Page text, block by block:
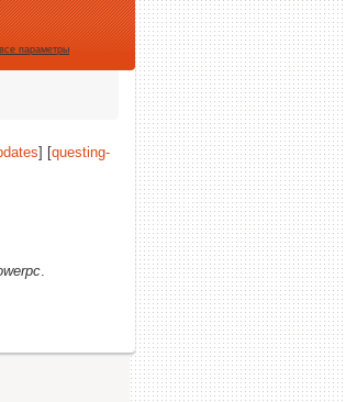
все параметры
] [questing-
.